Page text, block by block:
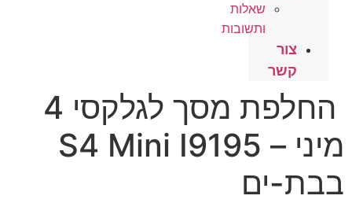
שאלות
ותשובות
צור
קשר
החלפת מסך לגלקסי 4
מיני – S4 Mini I9195
בבת-ים